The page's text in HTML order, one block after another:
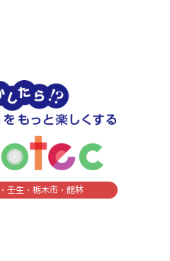
壬生・栃木市・館林